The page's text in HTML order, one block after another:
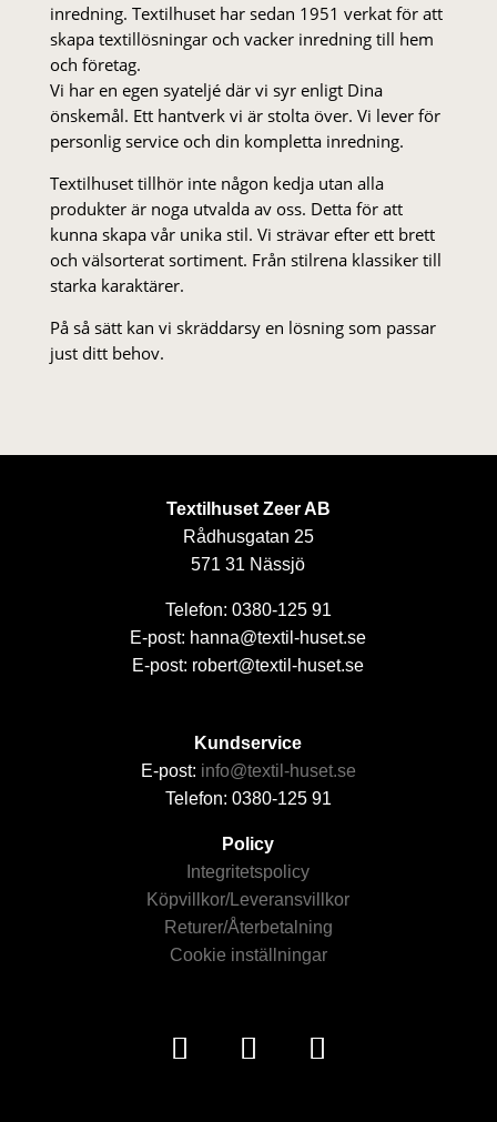
inredning. Textilhuset har sedan 1951 verkat för att
skapa textillösningar och vacker inredning till hem
och företag.
Vi har en egen syateljé där vi syr enligt Dina
önskemål. Ett hantverk vi är stolta över. Vi lever för
personlig service och din kompletta inredning.
Textilhuset tillhör inte någon kedja utan alla
produkter är noga utvalda av oss. Detta för att
kunna skapa vår unika stil. Vi strä­var efter ett brett
och välsorterat sor­ti­ment. Från stil­rena klas­siker till
starka karaktärer.
På så sätt kan vi skräddarsy en lösning som passar
just ditt behov.
Textilhuset Zeer AB
Rådhusgatan 25
571 31 Nässjö
Telefon: 0380-125 91
E-post: hanna@textil-huset.se
E-post: robert@textil-huset.se
Kundservice
E-post: info@textil-huset.se
Telefon: 0380-125 91
Policy
Integritetspolicy
Köpvillkor/Leveransvillkor
Returer/Återbetalning
Cookie inställningar